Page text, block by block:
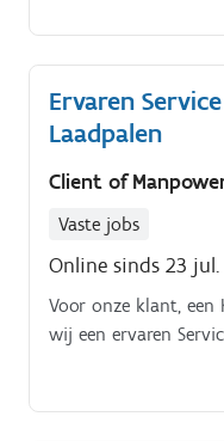
Ervaren
Laadpalen
Client of
Vaste jobs
Online sinds 23 jul.
Voor onze klant, een
wij een ervaren